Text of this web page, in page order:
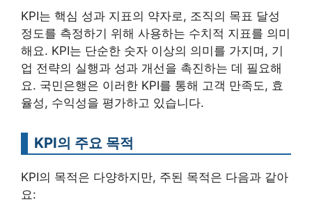
KPI는 핵심 성과 지표의 약자로, 조직의 목표 달성
정도를 측정하기 위해 사용하는 수치적 지표를 의미
해요. KPI는 단순한 숫자 이상의 의미를 가지며, 기
업 전략의 실행과 성과 개선을 촉진하는 데 필요해
요. 국민은행은 이러한 KPI를 통해 고객 만족도, 효
율성, 수익성을 평가하고 있습니다.
KPI의 주요 목적
KPI의 목적은 다양하지만, 주된 목적은 다음과 같아
요: